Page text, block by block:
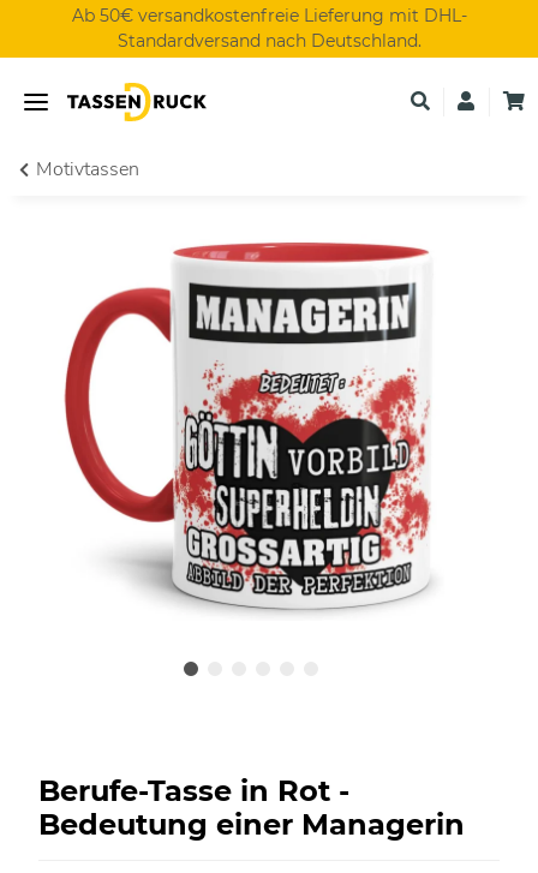
Ab 50€ versandkostenfreie Lieferung mit DHL-
Standardversand nach Deutschland.
Motivtassen
Berufe-Tasse in Rot -
Bedeutung einer Managerin